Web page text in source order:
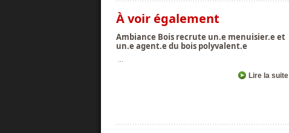
À voir également
Ambiance Bois recrute un.e menuisier.e et
un.e agent.e du bois polyvalent.e
Lire la suite